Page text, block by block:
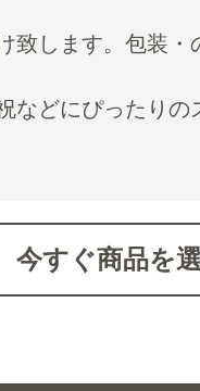
致します。包装
などにぴったりの
今すぐ商品を